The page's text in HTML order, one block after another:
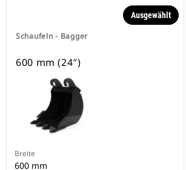
Schaufeln - Bagger
Ausgewählt
600 mm (24″)
Breite
600 mm